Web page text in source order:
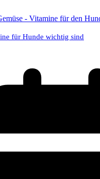
für Hunde wichtig sind